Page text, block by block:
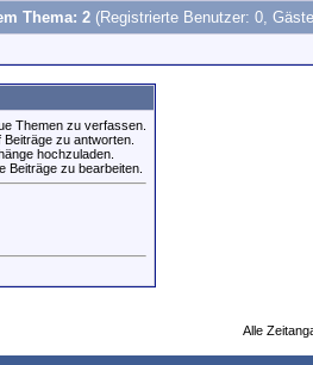
Thema: 2 (Registrierte Benutzer: 0,
Themen zu verfassen.
Beiträge zu antworten.
hochzuladen.
Beiträge zu bearbeiten.
Alle